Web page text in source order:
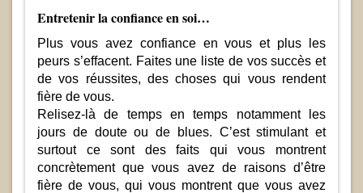
Entretenir la confiance en soi…
Plus vous avez confiance en vous et plus les
peurs s’effacent. Faites une liste de vos succès et
de vos réussites, des choses qui vous rendent
fière de vous.
Relisez-là de temps en temps notamment les
jours de doute ou de blues. C’est stimulant et
surtout ce sont des faits qui vous montrent
concrètement que vous avez de raisons d’être
fière de vous, qui vous montrent que vous avez